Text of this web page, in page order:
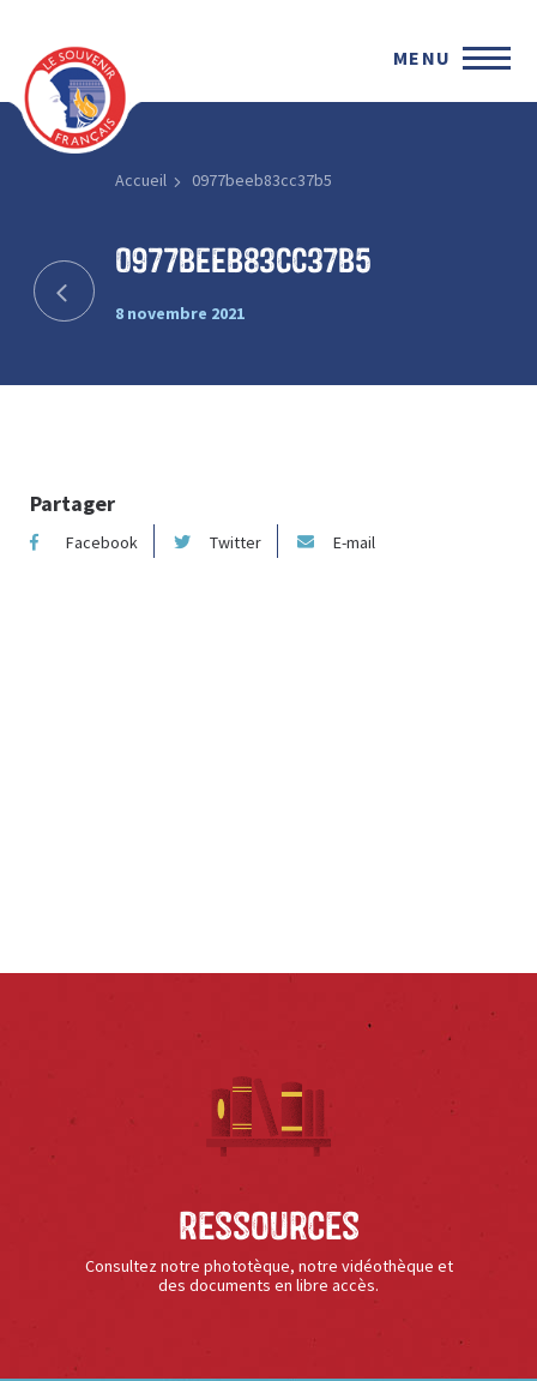
MENU
Accueil 0977beeb83cc37b5
0977beeb83cc37b5
8 novembre 2021
Partager
Facebook Twitter E-mail
Ressources
Consultez notre phototèque, notre vidéothèque et
des documents en libre accès.